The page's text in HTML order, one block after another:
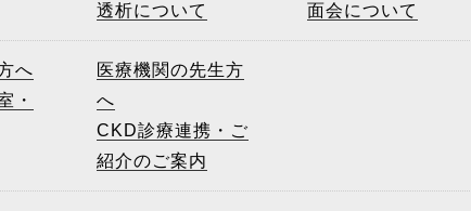
透析について 面会について
へ
・
医療機関の先生方
へ
CKD診療連携・ご
紹介のご案内